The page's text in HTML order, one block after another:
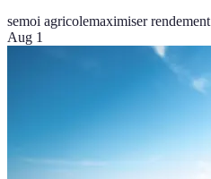
semoi agricolemaximiser rendement
Aug 1